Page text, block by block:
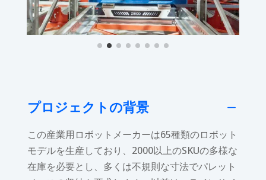
プロジェクトの背景 K
この産業用ロボットメーカーは65種類のロボット
モデルを生産しており、2000以上のSKUの多様な
在庫を必要とし、多くは不規則な寸法でパレット